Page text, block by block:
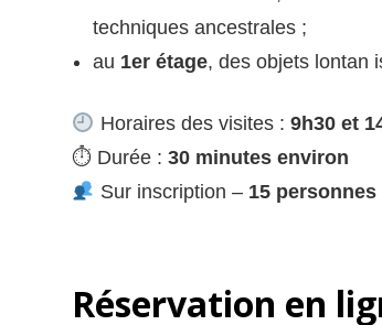
techniques ancestrales ;
au 1er étage, des objets lontan
Horaires des visites : 9h30 et
⏱ Durée : 30 minutes environ
Sur inscription – 15
Réservation en